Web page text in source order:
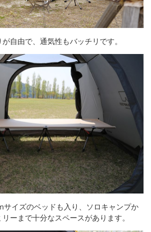
自由で、通気性もバッチリです。
サイズのベッドも入り、ソロキャンプか
ーまで十分なスペースがあります。